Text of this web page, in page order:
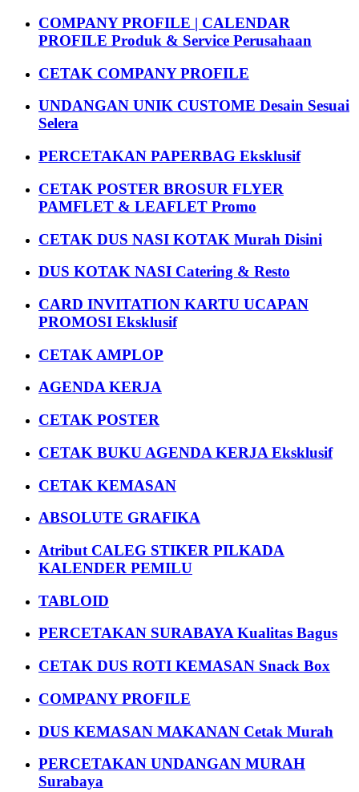
COMPANY PROFILE | CALENDAR
PROFILE Produk & Service Perusahaan
CETAK COMPANY PROFILE
UNDANGAN UNIK CUSTOME Desain Sesuai
Selera
PERCETAKAN PAPERBAG Eksklusif
CETAK POSTER BROSUR FLYER
PAMFLET & LEAFLET Promo
CETAK DUS NASI KOTAK Murah Disini
DUS KOTAK NASI Catering & Resto
CARD INVITATION KARTU UCAPAN
PROMOSI Eksklusif
CETAK AMPLOP
AGENDA KERJA
CETAK POSTER
CETAK BUKU AGENDA KERJA Eksklusif
CETAK KEMASAN
ABSOLUTE GRAFIKA
Atribut CALEG STIKER PILKADA
KALENDER PEMILU
TABLOID
PERCETAKAN SURABAYA Kualitas Bagus
CETAK DUS ROTI KEMASAN Snack Box
COMPANY PROFILE
DUS KEMASAN MAKANAN Cetak Murah
PERCETAKAN UNDANGAN MURAH
Surabaya